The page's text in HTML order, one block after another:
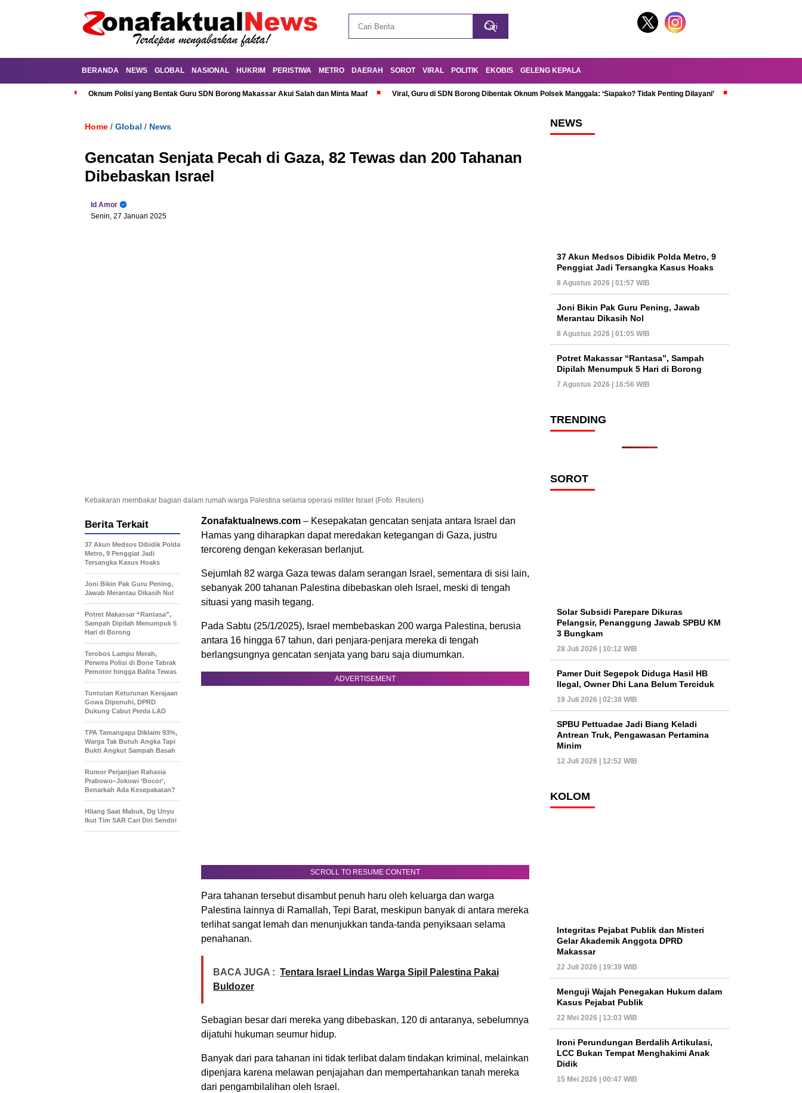
BERANDA NEWS GLOBAL NASIONAL HUKRIM PERISTIWA METRO DAERAH SOROT VIRAL POLITIK EKOBIS GELENG KEPALA
Oknum Polisi yang Bentak Guru SDN Borong Makassar Akui Salah dan Minta Maaf Viral, Guru di SDN Borong Dibentak Oknum Polsek Manggala: ‘Siapako? Tidak Penting Dilayani’
Home / Global / News
Gencatan Senjata Pecah di Gaza, 82 Tewas dan 200 Tahanan
Dibebaskan Israel
Id Amor
Senin, 27 Januari 2025
Kebakaran membakar bagian dalam rumah warga Palestina selama operasi militer Israel (Foto: Reuters)
Zonafaktualnews.com – Kesepakatan gencatan senjata antara Israel dan
Hamas yang diharapkan dapat meredakan ketegangan di Gaza, justru
tercoreng dengan kekerasan berlanjut.
Sejumlah 82 warga Gaza tewas dalam serangan Israel, sementara di sisi lain,
sebanyak 200 tahanan Palestina dibebaskan oleh Israel, meski di tengah
situasi yang masih tegang.
Pada Sabtu (25/1/2025), Israel membebaskan 200 warga Palestina, berusia
antara 16 hingga 67 tahun, dari penjara-penjara mereka di tengah
berlangsungnya gencatan senjata yang baru saja diumumkan.
ADVERTISEMENT
SCROLL TO RESUME CONTENT
Para tahanan tersebut disambut penuh haru oleh keluarga dan warga
Palestina lainnya di Ramallah, Tepi Barat, meskipun banyak di antara mereka
terlihat sangat lemah dan menunjukkan tanda-tanda penyiksaan selama
penahanan.
BACA JUGA : Tentara Israel Lindas Warga Sipil Palestina Pakai
Buldozer
Sebagian besar dari mereka yang dibebaskan, 120 di antaranya, sebelumnya
dijatuhi hukuman seumur hidup.
Banyak dari para tahanan ini tidak terlibat dalam tindakan kriminal, melainkan
dipenjara karena melawan penjajahan dan mempertahankan tanah mereka
dari pengambilalihan oleh Israel.
Berita Terkait
37 Akun Medsos Dibidik Polda
Metro, 9 Penggiat Jadi
Tersangka Kasus Hoaks
Joni Bikin Pak Guru Pening,
Jawab Merantau Dikasih Nol
Potret Makassar “Rantasa”,
Sampah Dipilah Menumpuk 5
Hari di Borong
Terobos Lampu Merah,
Perwira Polisi di Bone Tabrak
Pemotor hingga Balita Tewas
Tuntutan Keturunan Kerajaan
Gowa Dipenuhi, DPRD
Dukung Cabut Perda LAD
TPA Tamangapa Diklaim 93%,
Warga Tak Butuh Angka Tapi
Bukti Angkut Sampah Basah
Rumor Perjanjian Rahasia
Prabowo–Jokowi ‘Bocor’,
Benarkah Ada Kesepakatan?
Hilang Saat Mabuk, Dg Unyu
Ikut Tim SAR Cari Diri Sendiri
NEWS
37 Akun Medsos Dibidik Polda Metro, 9
Penggiat Jadi Tersangka Kasus Hoaks
8 Agustus 2026 | 01:57 WIB
Joni Bikin Pak Guru Pening, Jawab
Merantau Dikasih Nol
8 Agustus 2026 | 01:05 WIB
Potret Makassar “Rantasa”, Sampah
Dipilah Menumpuk 5 Hari di Borong
7 Agustus 2026 | 16:56 WIB
TRENDING
SOROT
Solar Subsidi Parepare Dikuras
Pelangsir, Penanggung Jawab SPBU KM
3 Bungkam
28 Juli 2026 | 10:12 WIB
Pamer Duit Segepok Diduga Hasil HB
Ilegal, Owner Dhi Lana Belum Terciduk
19 Juli 2026 | 02:38 WIB
SPBU Pettuadae Jadi Biang Keladi
Antrean Truk, Pengawasan Pertamina
Minim
12 Juli 2026 | 12:52 WIB
KOLOM
Integritas Pejabat Publik dan Misteri
Gelar Akademik Anggota DPRD
Makassar
22 Juli 2026 | 19:39 WIB
Menguji Wajah Penegakan Hukum dalam
Kasus Pejabat Publik
22 Mei 2026 | 13:03 WIB
Ironi Perundungan Berdalih Artikulasi,
LCC Bukan Tempat Menghakimi Anak
Didik
15 Mei 2026 | 00:47 WIB